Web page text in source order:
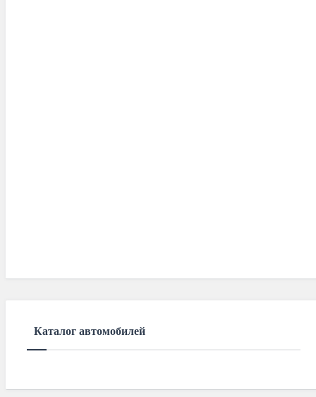
Каталог автомобилей